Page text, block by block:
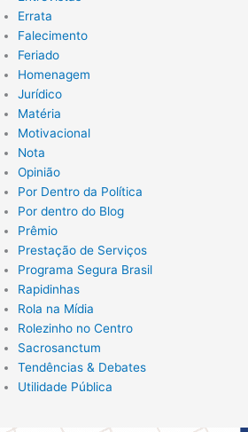
Errata
Falecimento
Feriado
Homenagem
Jurídico
Matéria
Motivacional
Nota
Opinião
Por Dentro da Política
Por dentro do Blog
Prêmio
Prestação de Serviços
Programa Segura Brasil
Rapidinhas
Rola na Mídia
Rolezinho no Centro
Sacrosanctum
Tendências & Debates
Utilidade Pública